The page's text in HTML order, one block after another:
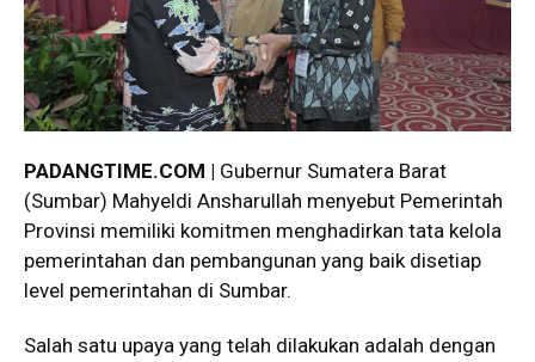
PADANGTIME.COM | Gubernur Sumatera Barat
(Sumbar) Mahyeldi Ansharullah menyebut Pemerintah
Provinsi memiliki komitmen menghadirkan tata kelola
pemerintahan dan pembangunan yang baik disetiap
level pemerintahan di Sumbar.
Salah satu upaya yang telah dilakukan adalah dengan